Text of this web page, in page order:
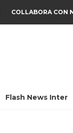
COLLABORA CON
Flash News Inter